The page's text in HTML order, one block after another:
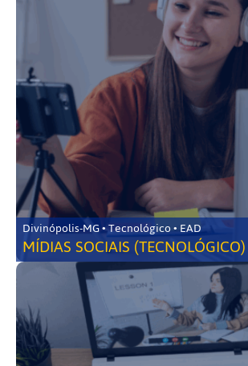
Divinópolis-MG • Tecnológico • EAD
MÍDIAS SOCIAIS